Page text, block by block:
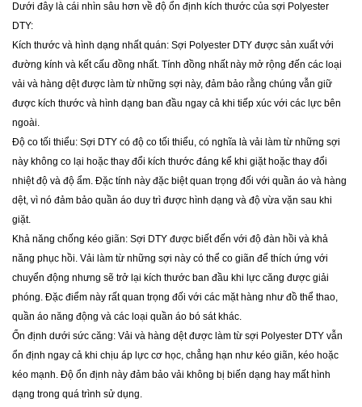
Dưới đây là cái nhìn sâu hơn về độ ổn định kích thước của sợi Polyester
DTY:
Kích thước và hình dạng nhất quán: Sợi Polyester DTY được sản xuất với
đường kính và kết cấu đồng nhất. Tính đồng nhất này mở rộng đến các loại
vải và hàng dệt được làm từ những sợi này, đảm bảo rằng chúng vẫn giữ
được kích thước và hình dạng ban đầu ngay cả khi tiếp xúc với các lực bên
ngoài.
Độ co tối thiểu: Sợi DTY có độ co tối thiểu, có nghĩa là vải làm từ những sợi
này không co lại hoặc thay đổi kích thước đáng kể khi giặt hoặc thay đổi
nhiệt độ và độ ẩm. Đặc tính này đặc biệt quan trọng đối với quần áo và hàng
dệt, vì nó đảm bảo quần áo duy trì được hình dạng và độ vừa vặn sau khi
giặt.
Khả năng chống kéo giãn: Sợi DTY được biết đến với độ đàn hồi và khả
năng phục hồi. Vải làm từ những sợi này có thể co giãn để thích ứng với
chuyển động nhưng sẽ trở lại kích thước ban đầu khi lực căng được giải
phóng. Đặc điểm này rất quan trọng đối với các mặt hàng như đồ thể thao,
quần áo năng động và các loại quần áo bó sát khác.
Ổn định dưới sức căng: Vải và hàng dệt được làm từ sợi Polyester DTY vẫn
ổn định ngay cả khi chịu áp lực cơ học, chẳng hạn như kéo giãn, kéo hoặc
kéo mạnh. Độ ổn định này đảm bảo vải không bị biến dạng hay mất hình
dạng trong quá trình sử dụng.